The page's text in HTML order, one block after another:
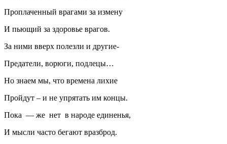
Проплаченный врагами за измену
И пьющий за здоровье врагов.
За ними вверх полезли и другие-
Предатели, ворюги, подлецы…
Но знаем мы, что времена лихие
Пройдут – и не упрятать им концы.
Пока — же нет в народе единенья,
И мысли часто бегают вразброд.